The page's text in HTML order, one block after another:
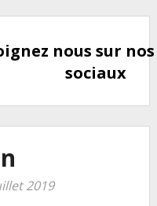
nous sur
sociaux
2019